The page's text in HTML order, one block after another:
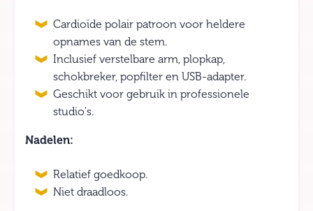
Cardioïde polair patroon voor heldere
opnames van de stem.
Inclusief verstelbare arm, plopkap,
schokbreker, popfilter en USB-adapter.
Geschikt voor gebruik in professionele
studio's.
Nadelen:
Relatief goedkoop.
Niet draadloos.